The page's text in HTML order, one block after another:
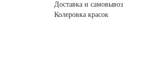
Доставка и самовывоз
Колеровка красок